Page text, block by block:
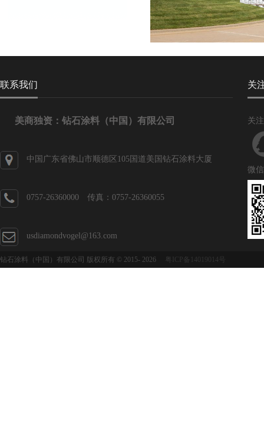
联系我们
美商独资：钻石涂料（中国）有限公司
中国广东省佛山市顺德区105国道美国钻石涂料大厦
0757-26360000 传真：0757-26360055
usdiamondvogel@163.com
关
关
微
钻石涂料（中国）有限公司 版权所有 © 2015- 2026 粤ICP备14019014号